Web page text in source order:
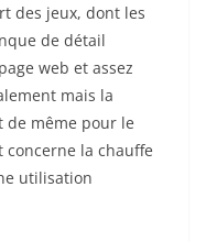
des jeux, dont les
de détail
web et assez
mais la
de même pour le
concerne la chauffe
utilisation